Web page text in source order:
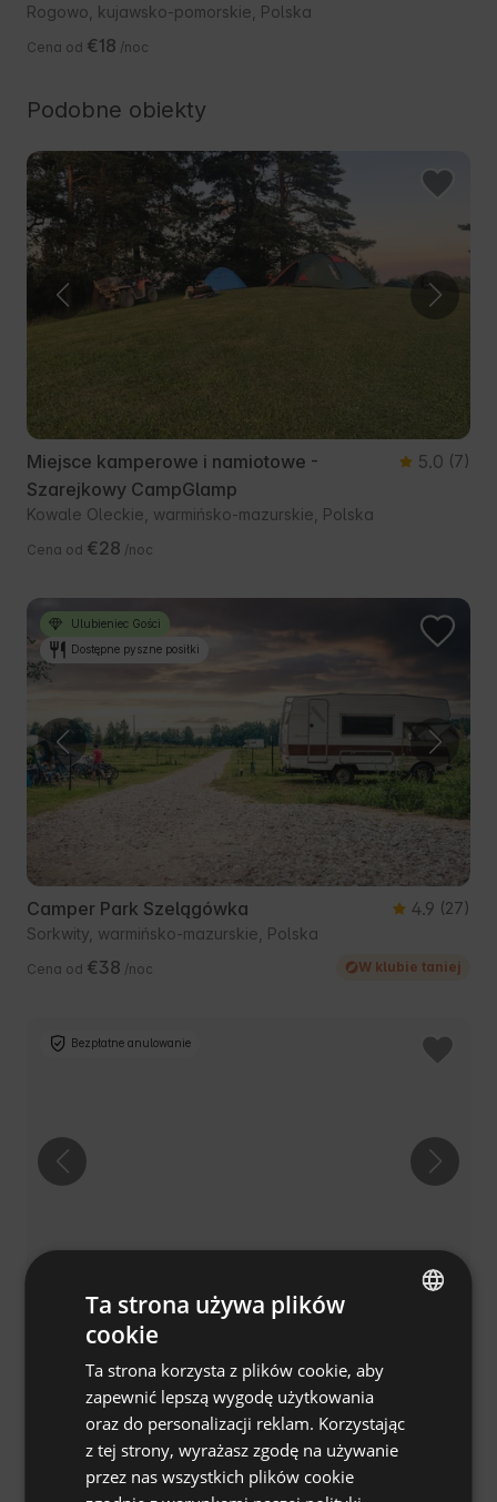
Rogowo, kujawsko-pomorskie, Polska
Cena od €18 /noc
Podobne obiekty
Miejsce kamperowe i namiotowe -
Szarejkowy CampGlamp
5.0 (7)
Kowale Oleckie, warmińsko-mazurskie, Polska
Cena od €28 /noc
Ulubieniec Gości
Dostępne pyszne posiłki
Camper Park Szelągówka 4.9 (27)
Sorkwity, warmińsko-mazurskie, Polska
Cena od €38 /noc W klubie taniej
Bezpłatne anulowanie
Miejsce kamperowe - Camping
Zelków- Gacki, małopolskie, Polska
€33 /noc
Bezpłatne anulowanie
SPANISH
GERMAN
Ta strona używa plików
cookie
Ta strona korzysta z plików cookie, aby
zapewnić lepszą wygodę użytkowania
oraz do personalizacji reklam. Korzystając
z tej strony, wyrażasz zgodę na używanie
przez nas wszystkich plików cookie